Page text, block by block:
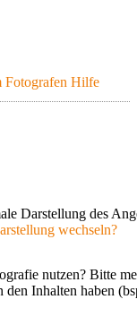
Fotografen Hilfe
Darstellung des
wechseln?
nutzen? Bitte
den Inhalten haben